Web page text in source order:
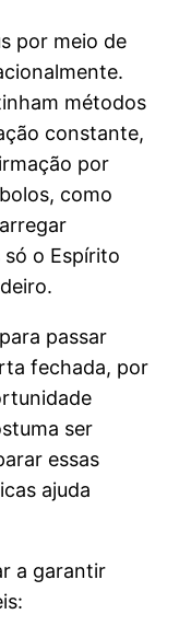
por meio de
métodos
constante,
por
como
o Espírito
passar
fechada, por
ser
essas
ajuda
a garantir